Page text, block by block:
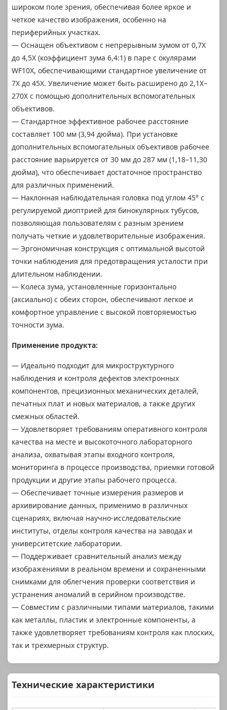
широком поле зрения, обеспечивая более яркое и
четкое качество изображения, особенно на
периферийных участках.
— Оснащен объективом с непрерывным зумом от 0,7X
до 4,5X (коэффициент зума 6,4:1) в паре с окулярами
WF10X, обеспечивающими стандартное увеличение от
7X до 45X. Увеличение может быть расширено до 2,1X–
270X с помощью дополнительных вспомогательных
объективов.
— Стандартное эффективное рабочее расстояние
составляет 100 мм (3,94 дюйма). При установке
дополнительных вспомогательных объективов рабочее
расстояние варьируется от 30 мм до 287 мм (1,18–11,30
дюйма), что обеспечивает достаточное пространство
для различных применений.
— Наклонная наблюдательная головка под углом 45° с
регулируемой диоптрией для бинокулярных тубусов,
позволяющая пользователям с разным зрением
получать четкие и удовлетворительные изображения.
— Эргономичная конструкция с оптимальной высотой
точки наблюдения для предотвращения усталости при
длительном наблюдении.
— Колеса зума, установленные горизонтально
(аксиально) с обеих сторон, обеспечивают легкое и
комфортное управление с высокой повторяемостью
точности зума.
Применение продукта:
— Идеально подходит для микроструктурного
наблюдения и контроля дефектов электронных
компонентов, прецизионных механических деталей,
печатных плат и новых материалов, а также других
смежных областей.
— Удовлетворяет требованиям оперативного контроля
качества на месте и высокоточного лабораторного
анализа, охватывая этапы входного контроля,
мониторинга в процессе производства, приемки готовой
продукции и другие этапы рабочего процесса.
— Обеспечивает точные измерения размеров и
архивирование данных, применимо в различных
сценариях, включая научно-исследовательские
институты, отделы контроля качества на заводах и
университетские лаборатории.
— Поддерживает сравнительный анализ между
изображениями в реальном времени и сохраненными
снимками для облегчения проверки соответствия и
устранения аномалий в серийном производстве.
— Совместим с различными типами материалов, такими
как металлы, пластик и электронные компоненты, а
также удовлетворяет требованиям контроля как плоских,
так и трехмерных структур.
Технические характеристики